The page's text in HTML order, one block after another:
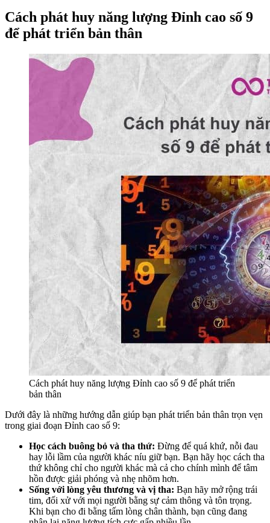
Cách phát huy năng lượng Đỉnh cao số 9
để phát triển bản thân
Cách phát huy năng lượng Đỉnh cao số 9 để phát triển
bản thân
Dưới đây là những hướng dẫn giúp bạn phát triển bản thân trọn vẹn
trong giai đoạn Đỉnh cao số 9:
Học cách buông bỏ và tha thứ: Đừng để quá khứ, nỗi đau
hay lỗi lầm của người khác níu giữ bạn. Bạn hãy học cách tha
thứ không chỉ cho người khác mà cả cho chính mình để tâm
hồn được giải phóng và nhẹ nhõm hơn.
Sống với lòng yêu thương và vị tha: Bạn hãy mở rộng trái
tim, đối xử với mọi người bằng sự cảm thông và tôn trọng.
Khi bạn cho đi bằng tấm lòng chân thành, bạn cũng đang